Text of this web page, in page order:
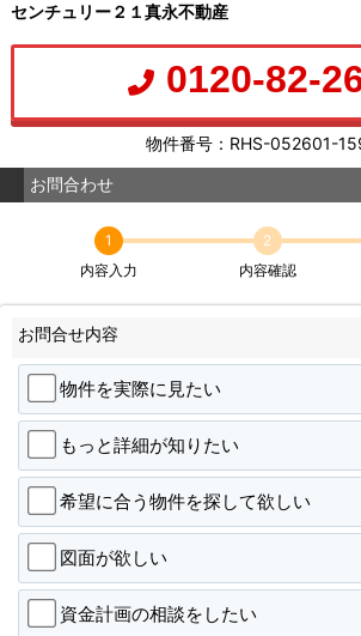
センチュリー２１真永不動産
0120-82-
物件番号：RHS-052601-
お問合わせ
1
内容入力
2
内容確認
お問合せ内容
物件を実際に見たい
もっと詳細が知りたい
希望に合う物件を探して欲しい
図面が欲しい
資金計画の相談をしたい